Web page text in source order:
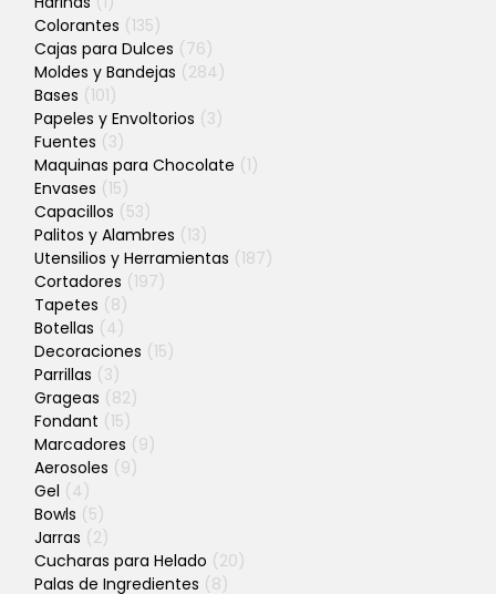
Colorantes (135)
Cajas para Dulces (76)
Moldes y Bandejas (284)
Bases (101)
Papeles y Envoltorios (3)
Fuentes (3)
Maquinas para Chocolate (1)
Envases (15)
Capacillos (53)
Palitos y Alambres (13)
Utensilios y Herramientas (187)
Cortadores (197)
Tapetes (8)
Botellas (4)
Decoraciones (15)
Parrillas (3)
Grageas (82)
Fondant (15)
Marcadores (9)
Aerosoles (9)
Gel (4)
Bowls (5)
Jarras (2)
Cucharas para Helado (20)
Palas de Ingredientes (8)